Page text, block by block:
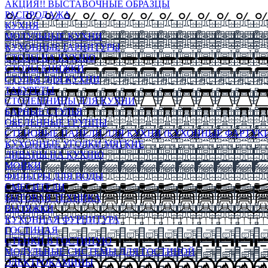
АКЦИЯ!! ВЫСТАВОЧНЫЕ ОБРАЗЦЫ
РАСПРОДАЖА
КУХНЯ
МОДУЛЬНЫЕ КУХНИ
КУХОННЫЕ ГАРНИТУРЫ
СТОЛЫ НА КУХНЮ
СТОЛЫ КНИЖКИ
СТУЛЬЯ ДЛЯ КУХНИ
ТАБУРЕТЫ
СТОЛЕШНИЦЫ ДЛЯ КУХНИ
БАРНЫЕ СТУЛЬЯ
ОБЕДЕННЫЕ ГРУППЫ
СТЕНОВЫЕ ПАНЕЛИ ДЛЯ КУХНИ (КУХОННЫЕ
КУХОННЫЕ УГОЛКИ МЯГКИЕ
ДИВАНЫ НА КУХНЮ
МОЙКИ
ФИЛЬТРЫ ДЛЯ ВОДЫ
СМЕСИТЕЛИ
БЫТОВАЯ ТЕХНИКА
ВЫТЯЖКИ
КУХОННАЯ ФУРНИТУРА
ГОСТИНАЯ
СТЕНКИ В ГОСТИНУЮ
МОДУЛЬНЫЕ СИСТЕМЫ ДЛЯ ГОСТИНОЙ
ЭЛЕКТРОКАМИНЫ